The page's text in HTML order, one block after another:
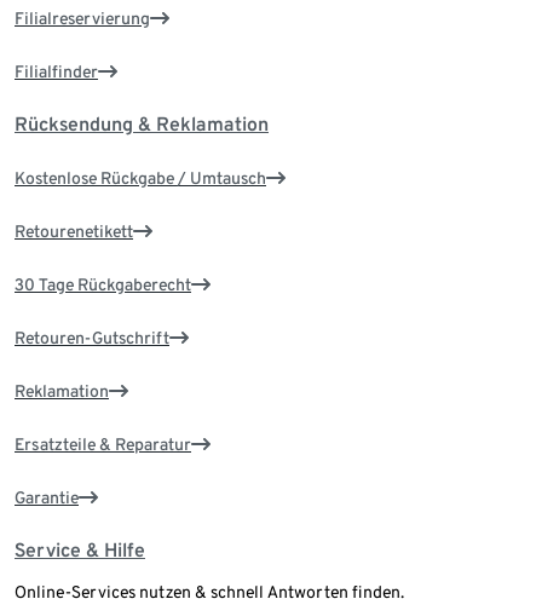
Filialreservierung
Filialfinder
Rücksendung & Reklamation
Kostenlose Rückgabe / Umtausch
Retourenetikett
30 Tage Rückgaberecht
Retouren-Gutschrift
Reklamation
Ersatzteile & Reparatur
Garantie
Service & Hilfe
Online-Services nutzen & schnell Antworten finden.